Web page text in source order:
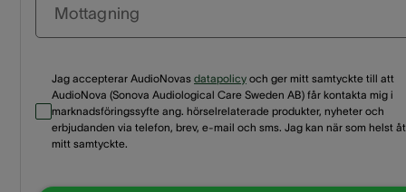
Mottagning
Jag accepterar AudioNovas datapolicy och ger mitt samtyckte till att
AudioNova (Sonova Audiological Care Sweden AB) får kontakta mig i
marknadsföringssyfte ang. hörselrelaterade produkter, nyheter och
erbjudanden via telefon, brev, e-mail och sms. Jag kan när som helst
mitt samtyckte.